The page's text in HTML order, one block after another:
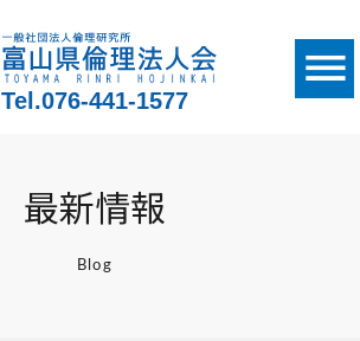
Tel.076-441-1577
最新情報
Blog